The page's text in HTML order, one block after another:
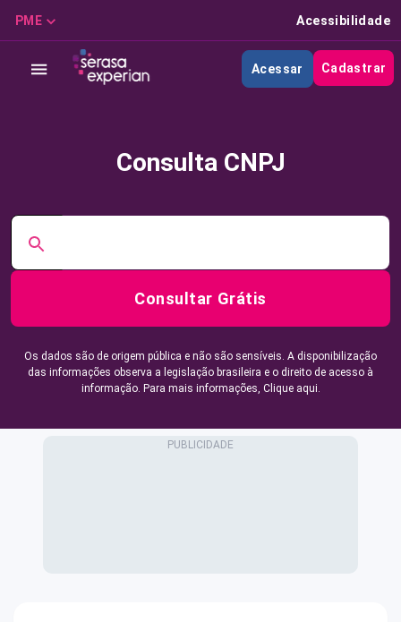
PME Acessibilidade
Acessar Cadastrar
Consulta CNPJ
Consultar Grátis
Os dados são de origem pública e não são sensíveis. A disponibilização
das informações observa a legislação brasileira e o direito de acesso à
informação. Para mais informações, Clique aqui.